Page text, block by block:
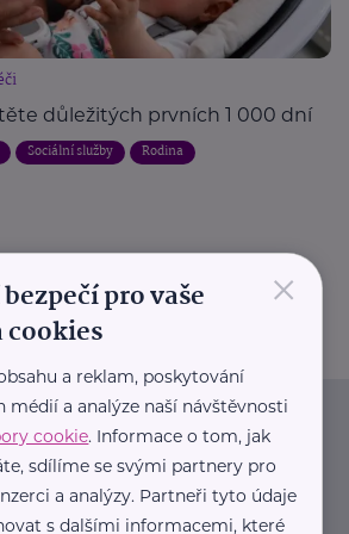
důležitých prvních 1 000 dní
Sociální služby
Rodina
novinek, inspirace na každý den,
×
pro vaše
cookies
a reklam, poskytování
médií a analýze naší návštěvnosti
cookie. Informace o tom, jak
sdílíme se svými partnery pro
a analýzy. Partneři tyto údaje
s dalšími informacemi, které